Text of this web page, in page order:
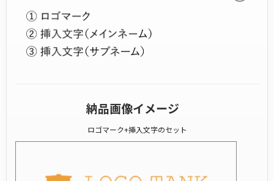
納品画像イメージ
ロゴマーク+挿入文字のセット